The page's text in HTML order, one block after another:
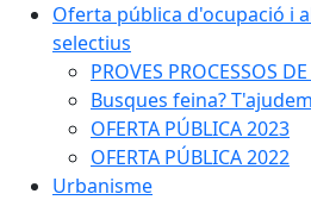
Oferta pública d'ocupació i
selectius
PROVES PROCESSOS
Busques feina? T'ajudem
OFERTA PÚBLICA 2023
OFERTA PÚBLICA 2022
Urbanisme